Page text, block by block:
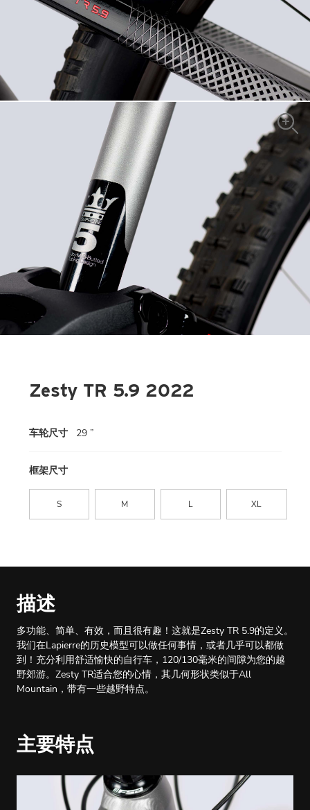
Zesty TR 5.9 2022
车轮尺寸 29 ”
框架尺寸
S M L XL
描述
多功能、简单、有效，而且很有趣！这就是Zesty TR 5.9的定义。
我们在Lapierre的历史模型可以做任何事情，或者几乎可以都做
到！充分利用舒适愉快的自行车，120/130毫米的间隙为您的越
野郊游。Zesty TR适合您的心情，其几何形状类似于All
Mountain，带有一些越野特点。
主要特点